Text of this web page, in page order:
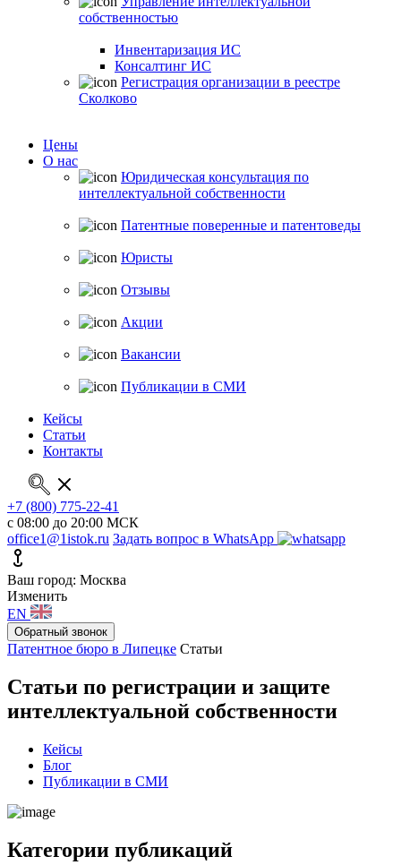
собственностью
Инвентаризация ИС
Консалтинг ИС
Регистрация организации в реестре
Сколково
Цены
О нас
Юридическая консультация по
интеллектуальной собственности
Патентные поверенные и патентоведы
Юристы
Отзывы
Акции
Вакансии
Публикации в СМИ
Кейсы
Статьи
Контакты
+7 (800) 775-22-41
с 08:00 до 20:00 МСК
office1@1istok.ru Задать вопрос в WhatsApp
Ваш город: Москва
Изменить
EN
Обратный звонок
Патентное бюро в Липецке Статьи
Статьи по регистрации и защите
интеллектуальной собственности
Кейсы
Блог
Публикации в СМИ
Категории публикаций